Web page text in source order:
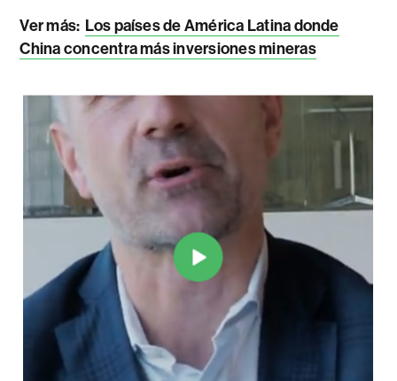
Ver más: Los países de América Latina donde
China concentra más inversiones mineras